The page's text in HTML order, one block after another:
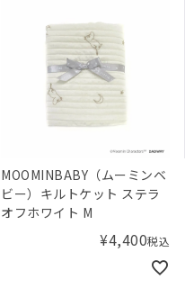
MOOMINBABY（ムーミンベ
ビー）キルトケット ステラ
オフホワイト M
¥4,400税込